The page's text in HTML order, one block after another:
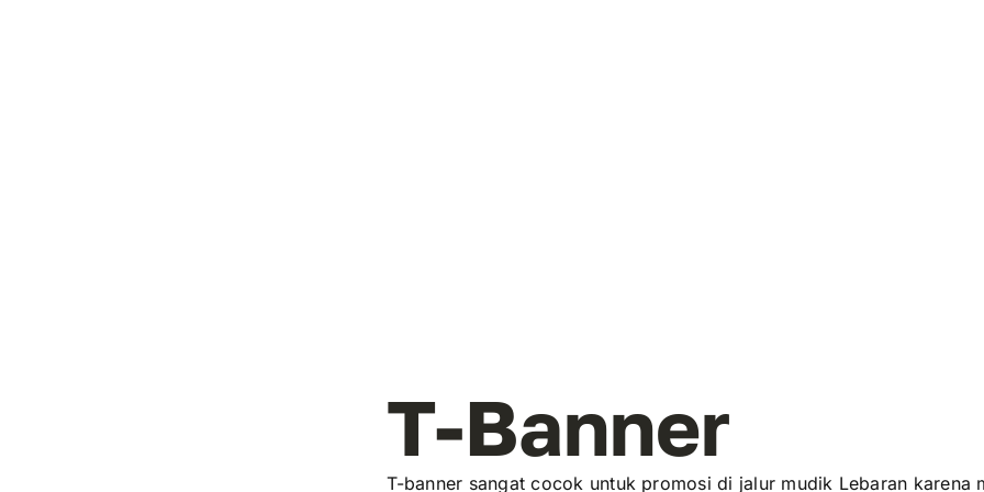
T-Banner
T-banner sangat cocok untuk promosi di jalur mudik Lebaran karena